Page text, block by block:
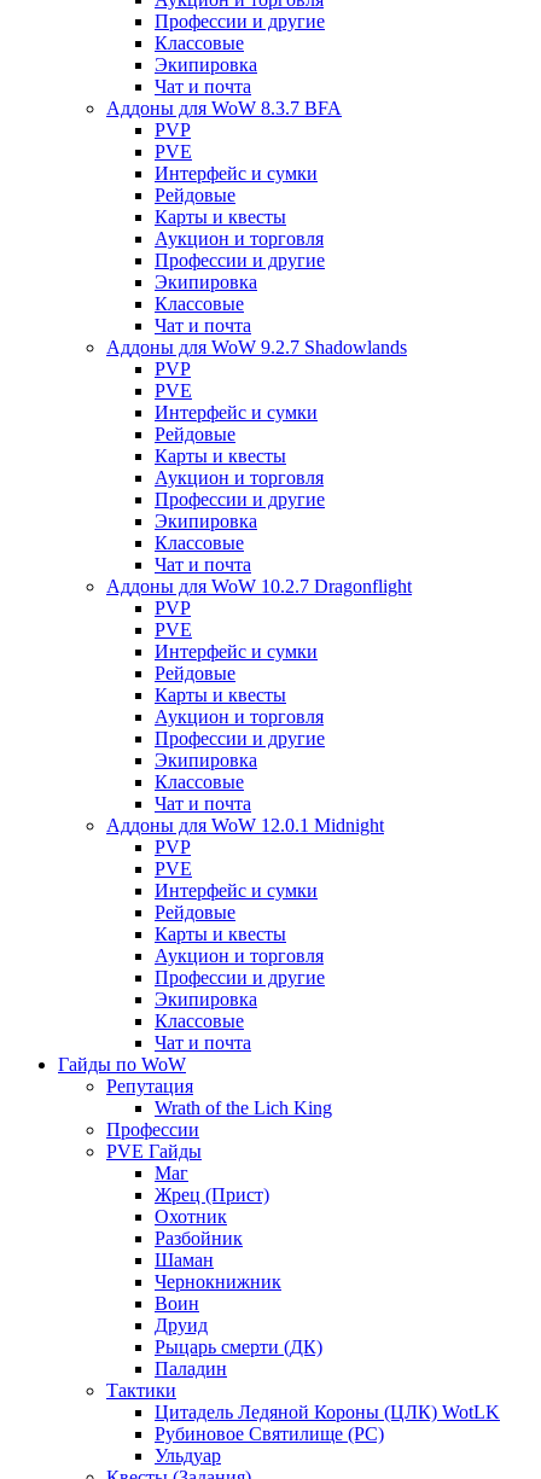
Профессии и другие
Классовые
Экипировка
Чат и почта
Аддоны для WoW 8.3.7 BFA
PVP
PVE
Интерфейс и сумки
Рейдовые
Карты и квесты
Аукцион и торговля
Профессии и другие
Экипировка
Классовые
Чат и почта
Аддоны для WoW 9.2.7 Shadowlands
PVP
PVE
Интерфейс и сумки
Рейдовые
Карты и квесты
Аукцион и торговля
Профессии и другие
Экипировка
Классовые
Чат и почта
Аддоны для WoW 10.2.7 Dragonflight
PVP
PVE
Интерфейс и сумки
Рейдовые
Карты и квесты
Аукцион и торговля
Профессии и другие
Экипировка
Классовые
Чат и почта
Аддоны для WoW 12.0.1 Midnight
PVP
PVE
Интерфейс и сумки
Рейдовые
Карты и квесты
Аукцион и торговля
Профессии и другие
Экипировка
Классовые
Чат и почта
Гайды по WoW
Репутация
Wrath of the Lich King
Профессии
PVE Гайды
Маг
Жрец (Прист)
Охотник
Разбойник
Шаман
Чернокнижник
Воин
Друид
Рыцарь смерти (ДК)
Паладин
Тактики
Цитадель Ледяной Короны (ЦЛК) WotLK
Рубиновое Святилище (РС)
Ульдуар